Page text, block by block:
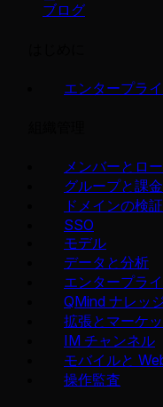
ブログ
エンタープラ
メンバーとロ
グループと課
ドメインの検証
SSO
モデル
データと分析
エンタープラ
QMind ナレッ
拡張とマーケ
IM チャンネル
モバイルと
操作監査